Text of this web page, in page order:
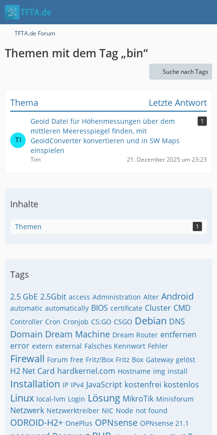
TFTA.de Forum
Themen mit dem Tag „bin“
Suche nach Tags
Thema Letzte Antwort
Geoid Datei für Höhenmessungen über dem
mittleren Meeresspiegel finden, mit
GeoidConverter konvertieren und in SW Maps
einspielen
1
Tim 21. Dezember 2025 um 23:23
Inhalte
Themen 1
Tags
2.5 GbE 2.5Gbit access Administration Alter Android
automatic automatically BIOS certificate Cluster CMD
Controller Cron Cronjob CS:GO CSGO Debian DNS
Domain Dream Machine Dream Router entfernen
error extern external Falsches Kennwort Fehler
Firewall Forum free Fritz!Box Fritz Box Gateway gelöst
H2 Net Card hardkernel.com Hostname img install
Installation IP IPv4 JavaScript kostenfrei kostenlos
Linux local-lvm Login Lösung MikroTik Minisforum
Netzwerk Netzwerktreiber NIC Node not found
ODROID-H2+ OnePlus OPNsense OPNsense 21.1